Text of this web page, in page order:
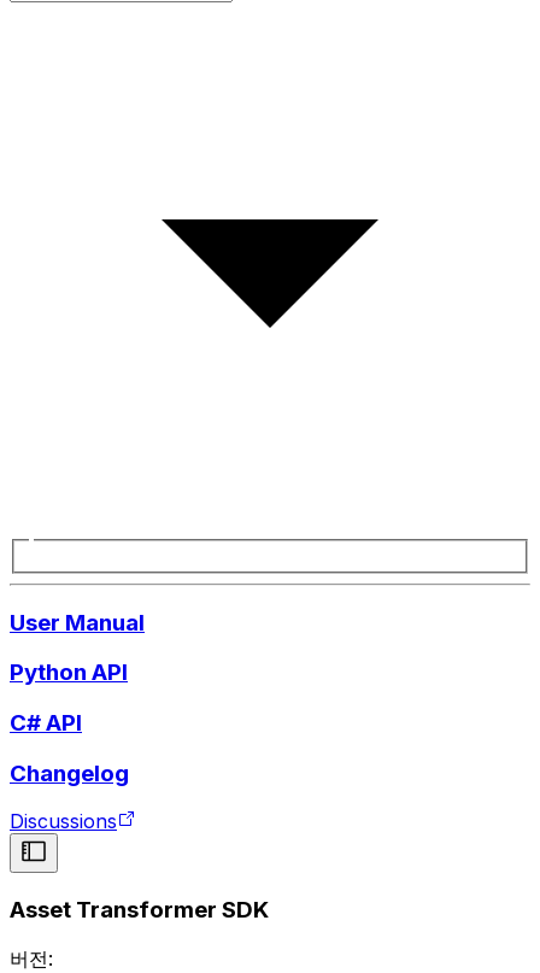
User Manual
Python API
C# API
Changelog
Discussions
Asset Transformer SDK
버전: